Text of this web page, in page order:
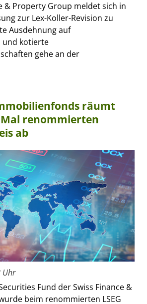
& Property Group meldet sich in
zur Lex-Koller-Revision zu
Ausdehnung auf
und kotierte
gehe an der
räumt
renommierten
ab
Uhr
Fund der Swiss Finance &
beim renommierten LSEG